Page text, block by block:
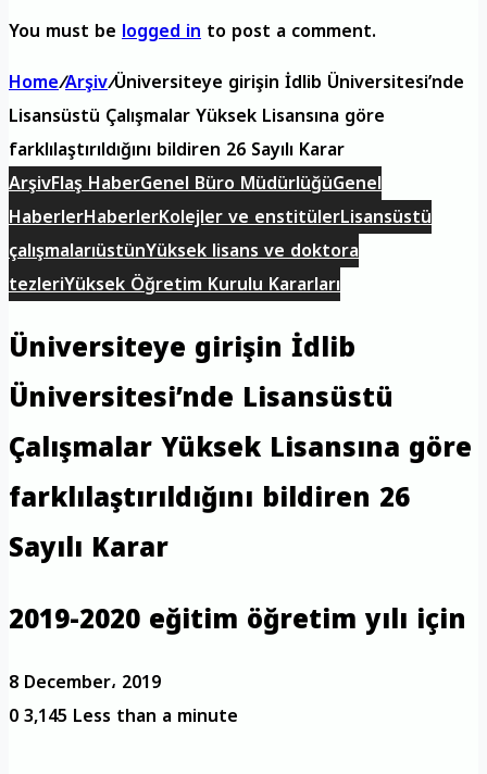
You must belogged into post a comment.
Home/Arşiv/Üniversiteye girişin İdlib Üniversitesi’nde
Lisansüstü Çalışmalar Yüksek Lisansına göre
farklılaştırıldığını bildiren 26 Sayılı Karar
ArşivFlaş HaberGenel Büro MüdürlüğüGenel
HaberlerHaberlerKolejler ve enstitülerLisansüstü
çalışmalarıüstünYüksek lisans ve doktora
tezleriYüksek Öğretim Kurulu Kararları
Üniversiteye girişin İdlib
Üniversitesi’nde Lisansüstü
Çalışmalar Yüksek Lisansına göre
farklılaştırıldığını bildiren 26
Sayılı Karar
2019-2020 eğitim öğretim yılı için
8 December، 2019
03,145 Less than a minute